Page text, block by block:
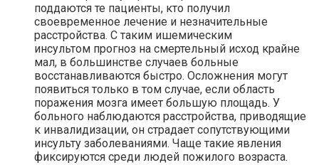
поддаются те пациенты, кто получил
своевременное лечение и незначительные
расстройства. С таким ишемическим
инсультом прогноз на смертельный исход крайне
мал, в большинстве случаев больные
восстанавливаются быстро. Осложнения могут
появиться только в том случае, если область
поражения мозга имеет большую площадь. У
больного наблюдаются расстройства, приводящие
к инвалидизации, он страдает сопутствующими
инсульту заболеваниями. Чаще такие явления
фиксируются среди людей пожилого возраста.